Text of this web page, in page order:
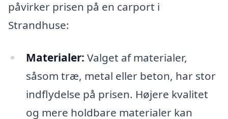
påvirker prisen på en carport i
Strandhuse:
Materialer: Valget af materialer,
såsom træ, metal eller beton, har stor
indflydelse på prisen. Højere kvalitet
og mere holdbare materialer kan